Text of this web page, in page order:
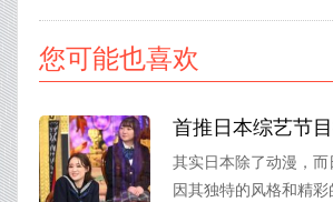
您可能也喜欢
其实日本除了动漫，
因其独特的风格和精彩